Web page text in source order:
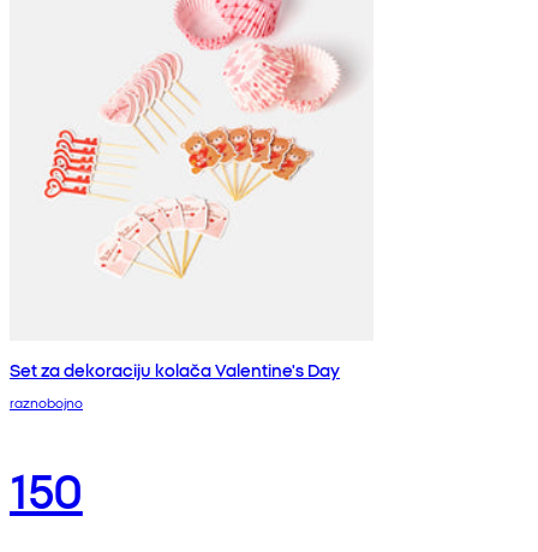
Set za dekoraciju kolača Valentine's Day
raznobojno
150